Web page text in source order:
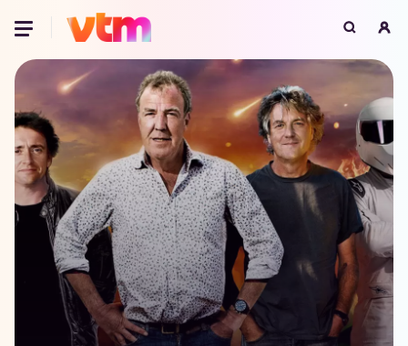
Voor je onze programma's gaat ontdekken,
best je browser updaten of hieronder één
van de ondersteunde browsers
downloaden.
Google Chrome Download
Firefox Download
Safari Download
Microsoft Edge Download